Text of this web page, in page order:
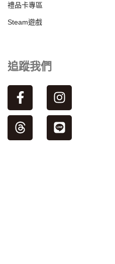
禮品卡專區
Steam遊戲
追蹤我們